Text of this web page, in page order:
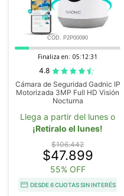
COD. P2P00090
Finaliza en: 05:12:29
4.8
Cámara de Seguridad Gadnic IP
Motorizada 3MP Full HD Visión
Nocturna
Llega a partir del lunes o
¡Retiralo el lunes!
$106.442
$47.899
55% OFF
DESDE 6 CUOTAS SIN INTERÉS